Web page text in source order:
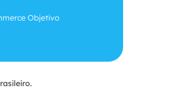
Objetivo